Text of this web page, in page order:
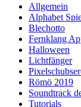
Allgemein
Alphabet
Blechotto
Fernklang
Halloween
Lichtfänger
Römö 2019
Soundtrack
Tutorials